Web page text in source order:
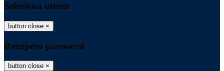
Seleziona utente
button close ×
Recupero password
button close ×